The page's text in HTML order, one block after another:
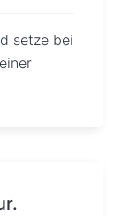
setze bei